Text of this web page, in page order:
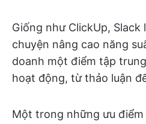
Giống như ClickUp,
chuyện nâng cao năng
doanh một điểm tập
hoạt động, từ thảo luận
Một trong những ưu điểm